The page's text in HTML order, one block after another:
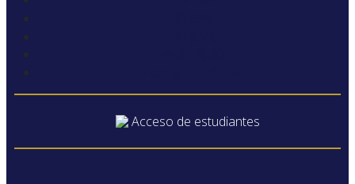
Acceso de estudiantes